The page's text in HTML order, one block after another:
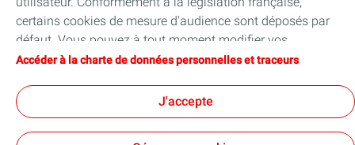
Soutenir les projets industriels
Accompagner à l'international
certains cookies de mesure d'audience sont déposés par
défaut. Vous pouvez à tout moment modifier vos
paramètres de cookies en cliquant sur le bouton « Gérer
vous acceptez le dépôt de l’ensemble des cookies. Dans le
cas où vous cliquez sur « Je refuse », seuls les cookies
techniques nécessaires au bon fonctionnement du site
Accéder à la charte de données personnelles et traceurs
J'accepte